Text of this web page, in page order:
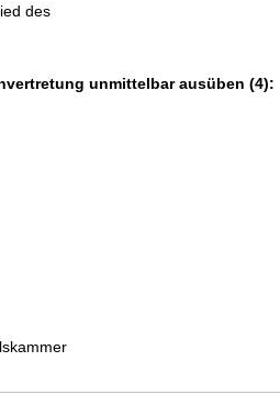
des
unmittelbar ausüben (4):